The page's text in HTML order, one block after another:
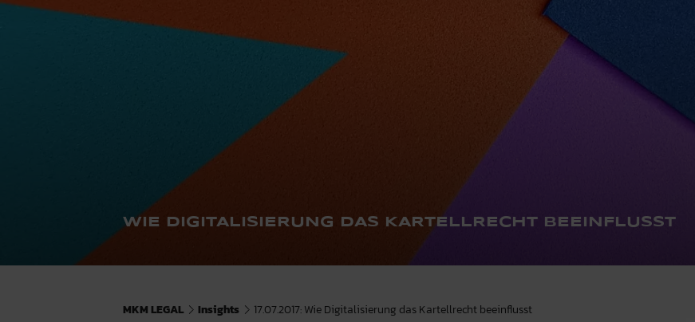
WIE DIGITALISIERUNG DAS KARTELLRECHT BEEINFLUSST
MKM LEGAL Insights 17.07.2017: Wie Digitalisierung das Kartellrecht beeinflusst